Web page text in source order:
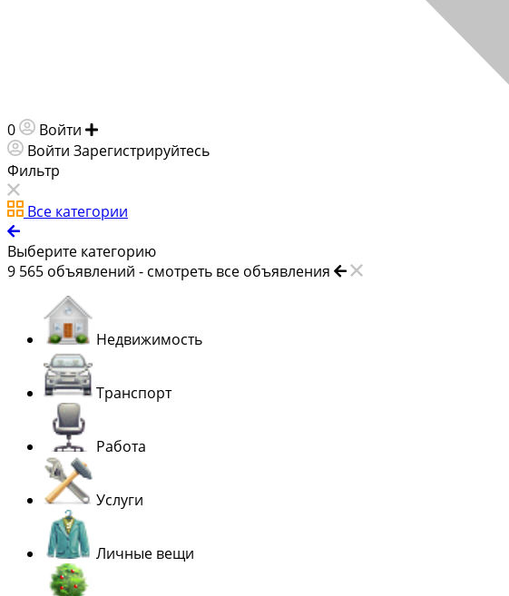
0 Войти
Войти Зарегистрируйтесь
Фильтр
Все категории
Выберите категорию
9 565 объявлений - смотреть все объявления
Недвижимость
Транспорт
Работа
Услуги
Личные вещи